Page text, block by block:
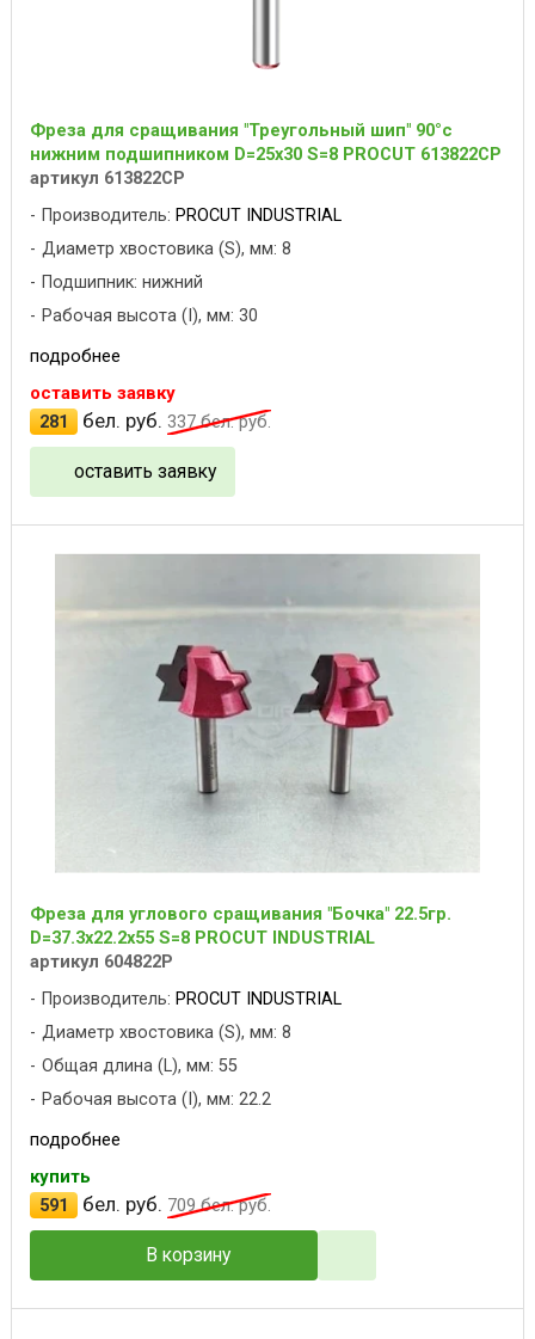
Фреза для сращивания "Треугольный шип" 90°с
нижним подшипником D=25x30 S=8 PROCUT 613822CP
артикул 613822CP
Производитель: PROCUT INDUSTRIAL
Диаметр хвостовика (S), мм: 8
Подшипник: нижний
Рабочая высота (I), мм: 30
подробнее
оставить заявку
281
бел. руб. 337бел. руб.
оставить заявку
Фреза для углового сращивания "Бочка" 22.5гр.
D=37.3x22.2x55 S=8 PROCUT INDUSTRIAL
артикул 604822P
Производитель: PROCUT INDUSTRIAL
Диаметр хвостовика (S), мм: 8
Общая длина (L), мм: 55
Рабочая высота (I), мм: 22.2
подробнее
купить
591
бел. руб. 709бел. руб.
В корзину